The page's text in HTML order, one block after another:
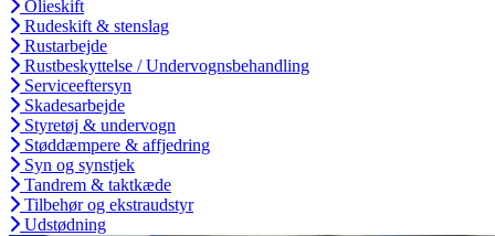
Olieskift
Rudeskift & stenslag
Rustarbejde
Rustbeskyttelse / Undervognsbehandling
Serviceeftersyn
Skadesarbejde
Styretøj & undervogn
Støddæmpere & affjedring
Syn og synstjek
Tandrem & taktkæde
Tilbehør og ekstraudstyr
Udstødning